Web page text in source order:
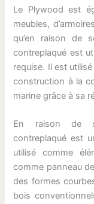
Le Plywood est
meubles,
qu’en raison de
contreplaqué est
requise. Il est
construction à la
marine grâce à sa
En raison de
contreplaqué est
utilisé comme
comme panneau
des formes
bois